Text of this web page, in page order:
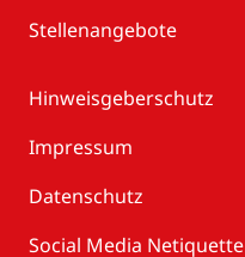
Stellenangebote
Hinweisgeberschutz
Impressum
Datenschutz
Social Media Netiquette